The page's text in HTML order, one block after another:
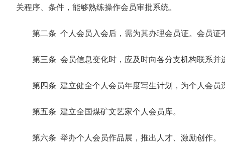
关程序、条件，能够熟练操作会员审批系统。
第二条 个人会员入会后，需为其办理会员证。会员
第三条 会员信息变化时，应及时向各分支机构联系并
第四条 建立健全个人会员年度写生计划，为个人会
第五条 建立全国煤矿文艺家个人会员库。
第六条 举办个人会员作品展，推出人才、激励创作。